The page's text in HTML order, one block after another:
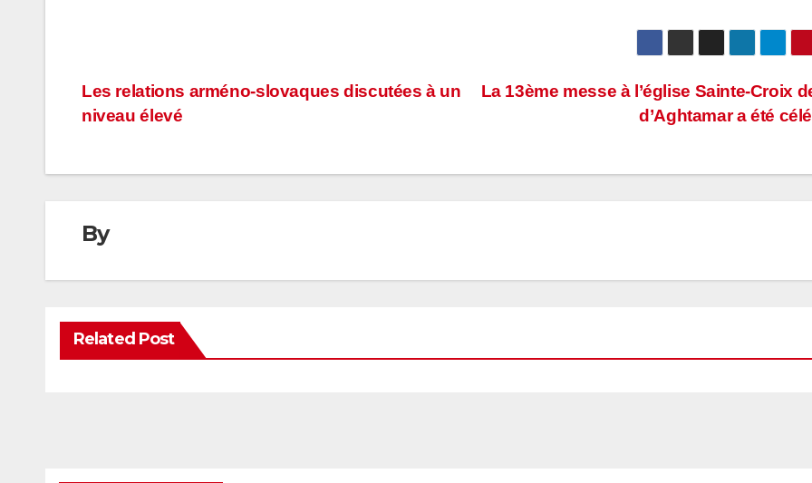
Navigation
l’article
La 13ème messe à l’église Sainte-Croix
d’Aghtamar a été
Les relations arméno-slovaques discutées à un
niveau élevé
By
Related Post